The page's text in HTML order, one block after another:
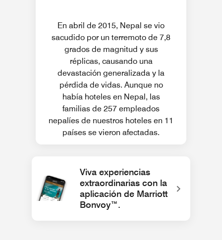
En abril de 2015, Nepal se vio
sacudido por un terremoto de 7,8
grados de magnitud y sus
réplicas, causando una
devastación generalizada y la
pérdida de vidas. Aunque no
había hoteles en Nepal, las
familias de 257 empleados
nepalíes de nuestros hoteles en 11
países se vieron afectadas.
Viva experiencias
extraordinarias con la
aplicación de Marriott
Bonvoy™.
Abre una ventana nueva